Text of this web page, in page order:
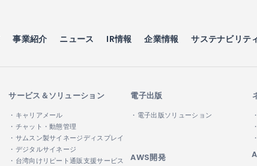
事業紹介 ニュース IR情報 企業情報 サステナビリテ
サービス＆ソリューション
・キャリアメール
・チャット・動態管理
・サムスン製サイネージディスプレイ
・デジタルサイネージ
・台湾向けリピート通販支援サービス
電子出版
・電子出版ソリューション
AWS開発